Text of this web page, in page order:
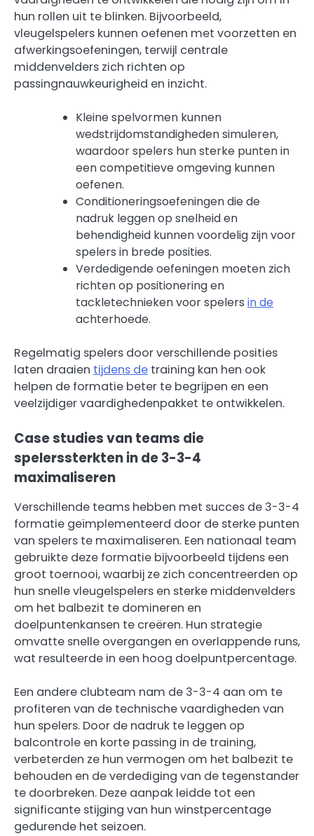
hun rollen uit te blinken. Bijvoorbeeld,
vleugelspelers kunnen oefenen met voorzetten en
afwerkingsoefeningen, terwijl centrale
middenvelders zich richten op
passingnauwkeurigheid en inzicht.
Kleine spelvormen kunnen
wedstrijdomstandigheden simuleren,
waardoor spelers hun sterke punten in
een competitieve omgeving kunnen
oefenen.
Conditioneringsoefeningen die de
nadruk leggen op snelheid en
behendigheid kunnen voordelig zijn voor
spelers in brede posities.
Verdedigende oefeningen moeten zich
richten op positionering en
tackletechnieken voor spelers in de
achterhoede.
Regelmatig spelers door verschillende posities
laten draaien tijdens de training kan hen ook
helpen de formatie beter te begrijpen en een
veelzijdiger vaardighedenpakket te ontwikkelen.
Case studies van teams die
spelerssterkten in de 3-3-4
maximaliseren
Verschillende teams hebben met succes de 3-3-4
formatie geïmplementeerd door de sterke punten
van spelers te maximaliseren. Een nationaal team
gebruikte deze formatie bijvoorbeeld tijdens een
groot toernooi, waarbij ze zich concentreerden op
hun snelle vleugelspelers en sterke middenvelders
om het balbezit te domineren en
doelpuntenkansen te creëren. Hun strategie
omvatte snelle overgangen en overlappende runs,
wat resulteerde in een hoog doelpuntpercentage.
Een andere clubteam nam de 3-3-4 aan om te
profiteren van de technische vaardigheden van
hun spelers. Door de nadruk te leggen op
balcontrole en korte passing in de training,
verbeterden ze hun vermogen om het balbezit te
behouden en de verdediging van de tegenstander
te doorbreken. Deze aanpak leidde tot een
significante stijging van hun winstpercentage
gedurende het seizoen.